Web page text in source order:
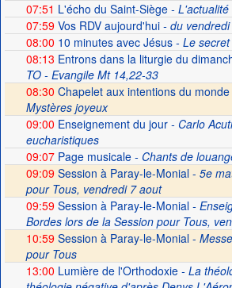
07:51 L'écho du Saint-Siège- L'actualité
07:59Vos RDV aujourd'hui- du vendredi
08:00 10 minutes avec Jésus- Le secret
08:13 Entrons dans la liturgie du
TO - Evangile Mt 14,22-33
08:30 Chapelet aux intentions du
Mystères joyeux
09:00 Enseignement du jour- Carlo
eucharistiques
09:07Page musicale- Chants de
09:09 Session à Paray-le-Monial - 5e
pour Tous, vendredi 7 aout
09:59Session à Paray-le-Monial-
Bordes lors de la Session pour Tous,
10:59 Session à Paray-le-Monial -
pour Tous
13:00 Lumière de l'Orthodoxie- La